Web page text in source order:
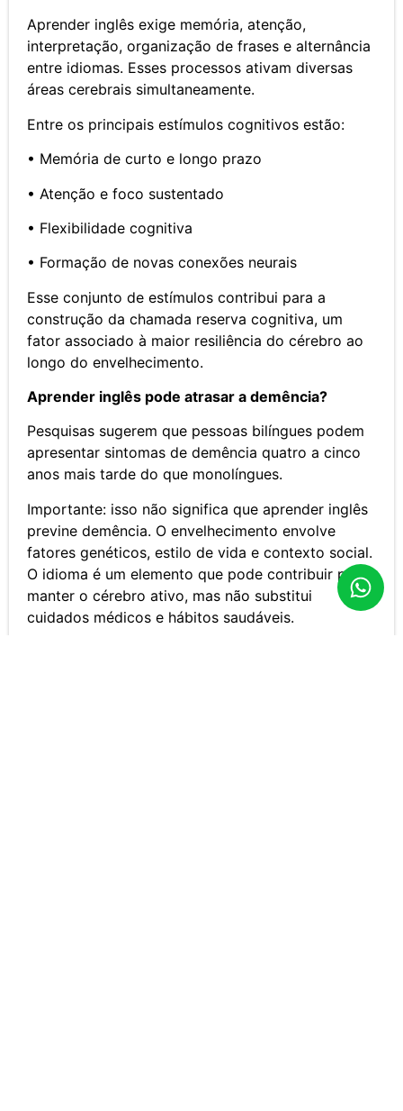
Aprender inglês exige memória, atenção,
interpretação, organização de frases e alternância
entre idiomas. Esses processos ativam diversas
áreas cerebrais simultaneamente.
Entre os principais estímulos cognitivos estão:
• Memória de curto e longo prazo
• Atenção e foco sustentado
• Flexibilidade cognitiva
• Formação de novas conexões neurais
Esse conjunto de estímulos contribui para a
construção da chamada reserva cognitiva, um
fator associado à maior resiliência do cérebro ao
longo do envelhecimento.
Aprender inglês pode atrasar a demência?
Pesquisas sugerem que pessoas bilíngues podem
apresentar sintomas de demência quatro a cinco
anos mais tarde do que monolíngues.
Importante: isso não significa que aprender inglês
previne demência. O envelhecimento envolve
fatores genéticos, estilo de vida e contexto social.
O idioma é um elemento que pode contribuir para
manter o cérebro ativo, mas não substitui
cuidados médicos e hábitos saudáveis.